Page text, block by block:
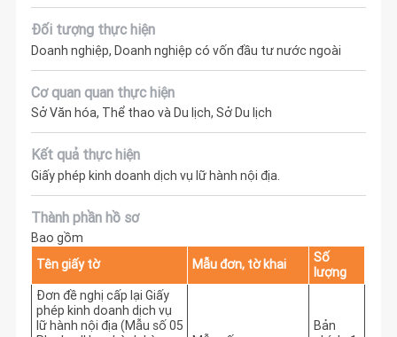
Đối tượng thực hiện
Doanh nghiệp, Doanh nghiệp có vốn đầu tư nước ngoài
Cơ quan quan thực hiện
Sở Văn hóa, Thể thao và Du lịch, Sở Du lịch
Kết quả thực hiện
Giấy phép kinh doanh dịch vụ lữ hành nội địa.
Thành phần hồ sơ
Bao gồm
Tên giấy tờ
Mẫu đơn, tờ khai
Số
lượng
Đơn đề nghị cấp lại Giấy
phép kinh doanh dịch vụ
lữ hành nội địa (Mẫu số 05
Bản